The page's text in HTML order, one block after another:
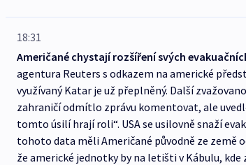
18:31
Američané chystají rozšíření svých
agentura Reuters s odkazem na americké
využívaný Katar je už přeplněný. Další
zahraničí odmítlo zprávu komentovat, ale
tomto úsilí hrají roli“. USA se usilovně snaží
tohoto data měli Američané původně ze země
že americké jednotky by na letišti v Kábulu,